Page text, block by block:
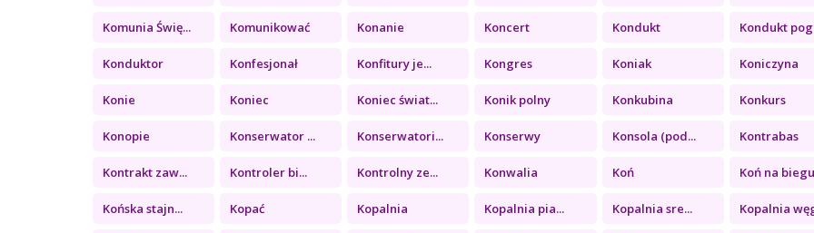
Komunia Świę... Komunikować Konanie Koncert Kondukt Kondukt
Konduktor Konfesjonał Konfitury je... Kongres Koniak Koniczyna
Konie Koniec Koniec świat... Konik polny Konkubina Konkurs
Konopie Konserwator ... Konserwatori... Konserwy Konsola (pod... Kontrabas
Kontrakt zaw... Kontroler bi... Kontrolny ze... Konwalia Koń Koń na
Końska stajn... Kopać Kopalnia Kopalnia pia... Kopalnia sre... Kopalnia